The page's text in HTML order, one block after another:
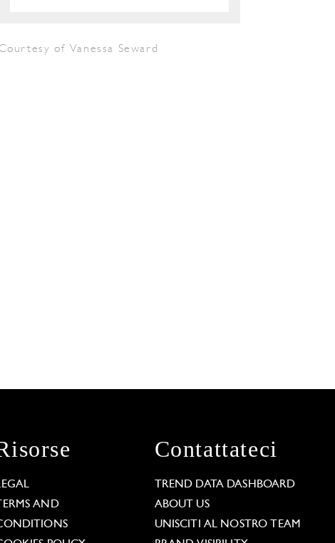
of Vanessa Seward
TERMS AND
Contattateci
TREND DATA DASHBOARD
ABOUT US
UNISCITI AL NOSTRO TEAM